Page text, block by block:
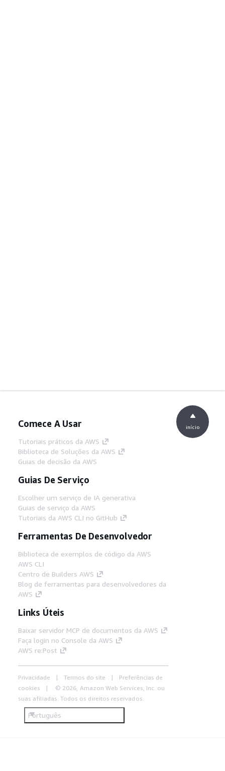
Comece A Usar
Tutoriais práticos da AWS
Biblioteca de Soluções da AWS
Guias de decisão da AWS
Guias De Serviço
Escolher um serviço de IA generativa
Guias de serviço da AWS
Tutoriais da AWS CLI no GitHub
Ferramentas De Desenvolvedor
Biblioteca de exemplos de código da AWS
AWS CLI
Centro de Builders AWS
Blog de ferramentas para desenvolvedores da
AWS
Links Úteis
Baixar servidor MCP de documentos da AWS
Faça login no Console da AWS
AWS re:Post
Privacidade Termos do site
Preferências de
cookies
© 2026, Amazon Web Services, Inc. ou
suas afiliadas. Todos os direitos reservados.
Português
início